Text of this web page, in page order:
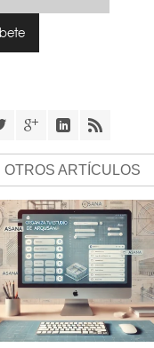
OTROS ARTÍCULOS